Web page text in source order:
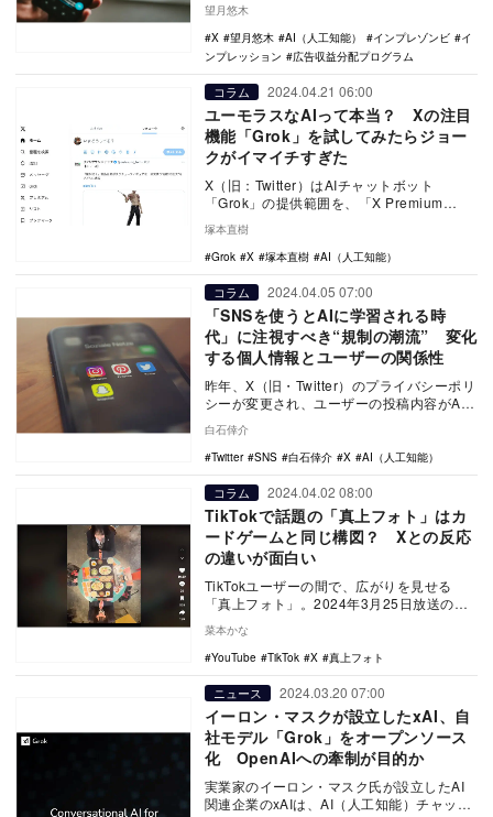
稿をした…
望月悠木
X
望月悠木 AI（人工知能） インプレゾンビ
イ
ンプレッション
広告収益分配プログラム
コラム 2024.04.21 06:00
ユーモラスなAIって本当？ Xの注目
機能「Grok」を試してみたらジョー
クがイマイチすぎた
X（旧：Twitter）はAIチャットボット
「Grok」の提供範囲を、「X Premium
塚本直樹
Grok
X 塚本直樹 AI（人工知能）
コラム 2024.04.05 07:00
「SNSを使うとAIに学習される時
代」に注視すべき“規制の潮流” 変化
する個人情報とユーザーの関係性
昨年、X（旧・Twitter）のプライバシーポリ
シーが変更され、ユーザーの投稿内容がAI
た…
白石倖介
Twitter
SNS 白石倖介 X AI（人工知能）
コラム 2024.04.02 08:00
TikTokで話題の「真上フォト」はカ
ードゲームと同じ構図？ Xとの反応
の違いが面白い
TikTokユーザーの間で、広がりを見せる
「真上フォト」。2024年3月25日放送の
は、若者…
菜本かな
YouTube
TikTok X 真上フォト
ニュース 2024.03.20 07:00
イーロン・マスクが設立したxAI、自
社モデル「Grok」をオープンソース
化 OpenAIへの牽制が目的か
実業家のイーロン・マスク氏が設立したAI
関連企業のxAIは、AI（人工知能）チャット